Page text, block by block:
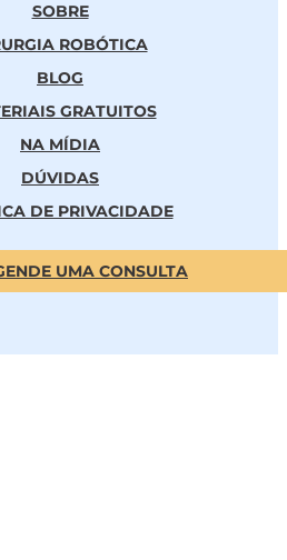
SOBRE
ROBÓTICA
BLOG
GRATUITOS
NA MÍDIA
DÚVIDAS
DE PRIVACIDADE
UMA CONSULTA